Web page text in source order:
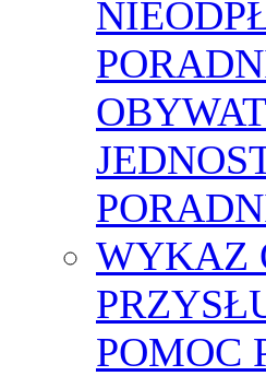
WYKAZ
POMOC